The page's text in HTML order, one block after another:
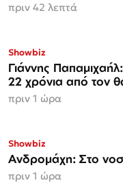
πριν 42 λεπτά
Showbiz
Γιάννης
22 χρόνια από τον
πριν 1 ώρα
Showbiz
Ανδρομάχη: Στο
πριν 1 ώρα